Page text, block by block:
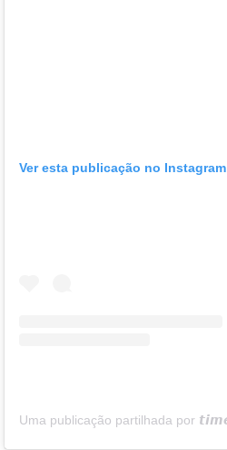
Ver esta publicação no Instagram